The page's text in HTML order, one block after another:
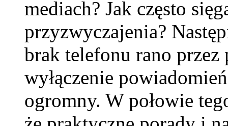
mediach? Jak często
przyzwyczajenia?
brak telefonu rano
wyłączenie
ogromny. W połowie